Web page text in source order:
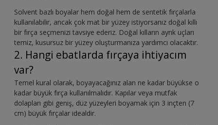
Solvent bazlı boyalar hem doğal hem de sentetik fırçalarla
kullanılabilir, ancak çok mat bir yüzey istiyorsanız doğal kıllı
bir fırça seçmenizi tavsiye ederiz. Doğal kılların ayrık uçları
temiz, kusursuz bir yüzey oluşturmanıza yardımcı olacaktır.
2. Hangi ebatlarda fırçaya ihtiyacım
var?
Temel kural olarak, boyayacağınız alan ne kadar büyükse o
kadar büyük fırça kullanılmalıdır. Kapılar veya mutfak
dolapları gibi geniş, düz yüzeyleri boyamak için 3 inçten (7
cm) büyük fırçalar idealdir.